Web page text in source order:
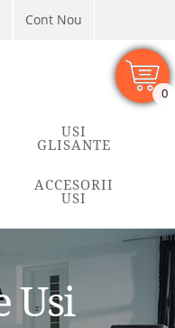
Cont Nou
0
USI
GLISANTE
ACCESORII
USI
Usi